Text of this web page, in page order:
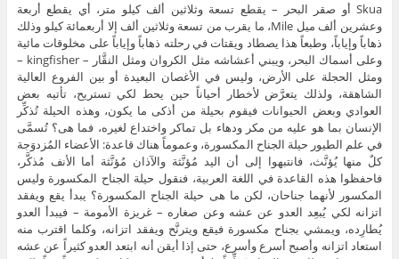
Skua أو صقر البحر – يقطع تسعة وثلاثين ألف كيلو متر، أي يقطع أربعة
وعشرين ألف ميل Mile، ما يقرب من تسعة وثلاثين ألف إلا أربعمائة كيلو وذلك
ذهاباً وإياباً، وطبعاً هذا يصطاد ويقتات في رحلته ذهاباً وإياباً على مخلوقات مائية
وعلى أسماك البحر، ويبني أعشاشه مثل الكروان ومثل النقَّار – kingfisher –
ومثل الحجلة على الأرض، وليس في الأغصان البعيدة أو بين الفروع العالية
الشاهقة، ولذلك يتعرَّض لأخطار أحياناً حين يحط لكي تستريح، تأتيه بعض
العوادي وبعض الحيوانات فيقوم بحيلة من أذكى ما يكون، وهذه الحيلة تُذكِّر
الإنسان بما هو عليه من مكر ودهاء بل تماكر واختداع لغيره، فما هى؟ تُسمَّى
في علم الطيور حيلة الجناح المكسورة، وعموماً هناك قاعدة: الأعضاء المُزدوَجة
كلٌ منها يُؤنَّث، فانتبهوا إلى أن اليد مُؤنَّثة والآذان مُؤنَّثة أما الأنف مُذكَّر،
فاحفظوا هذه القاعدة في اللغة العربية، فنقول حيلة الجناح المكسورة وليس
المكسور لأنهما جناحان، لكن ما هى حيلة الجناح المكسورة؟ يبدأ يقع ويفقد
اتزانه لكي يُبعِد العدو عن عشه وعن صغاره – غريزة الأمومة – فيبدأ العدو
يُطارِده، ويمشي بجناح مكسورة فيقع ويترنَّح ويفقد اتزانه، وكلما اقترب منه
استعاد اتزانه وأصبح أسرع وأسرع، حتى إذا أيقن أنه ابتعد العدو كثيراً عن عشه